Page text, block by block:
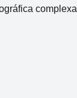
complexa